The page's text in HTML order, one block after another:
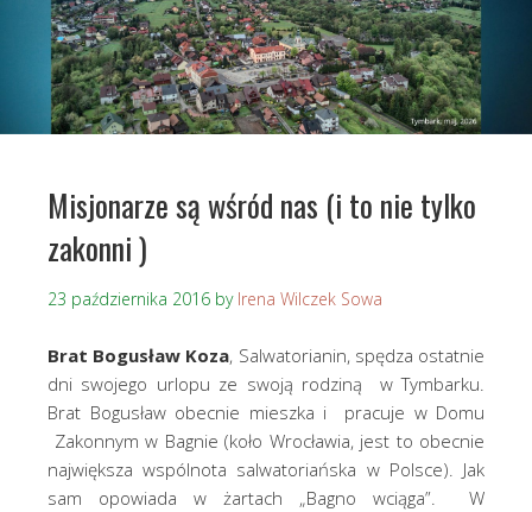
Misjonarze są wśród nas (i to nie tylko
zakonni )
23 października 2016 by Irena Wilczek Sowa
Brat Bogusław Koza, Salwatorianin, spędza ostatnie
dni swojego urlopu ze swoją rodziną w Tymbarku.
Brat Bogusław obecnie mieszka i pracuje w Domu
Zakonnym w Bagnie (koło Wrocławia, jest to obecnie
największa wspólnota salwatoriańska w Polsce). Jak
sam opowiada w żartach „Bagno wciąga”. W